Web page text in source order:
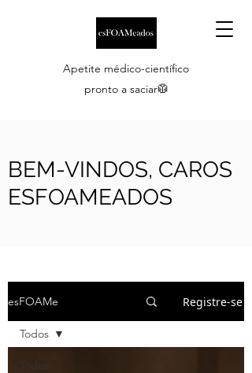
Apetite médico-científico
pronto a saciar🥼
BEM-VINDOS, CAROS
ESFOAMEADOS
esFOAMe Registre-se
Todos
Todos